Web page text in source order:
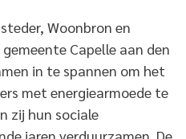
Woonbron en
Capelle aan den
in te spannen om het
met energiearmoede te
zij hun sociale